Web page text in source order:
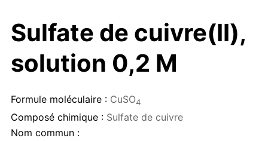
Sulfate de cuivre(II),
solution 0,2 M
Formule moléculaire : CuSO4
Composé chimique : Sulfate de cuivre
Nom commun :